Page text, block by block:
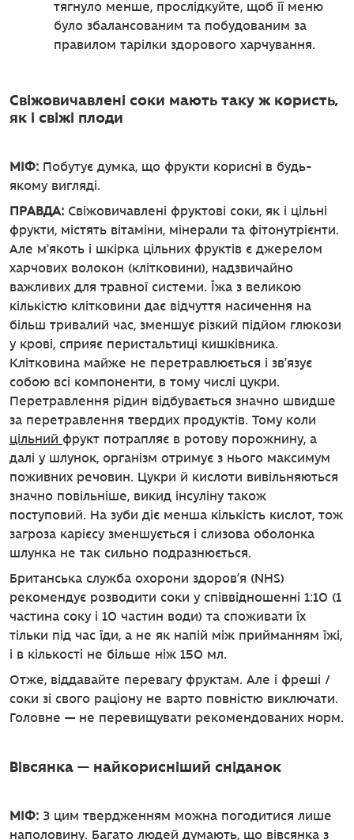
тягнуло менше, прослідкуйте, щоб її меню
було збалансованим та побудованим за
правилом тарілки здорового харчування.
Свіжовичавлені соки мають таку ж користь,
як і свіжі плоди
МІФ: Побутує думка, що фрукти корисні в будь-
якому вигляді.
ПРАВДА: Свіжовичавлені фруктові соки, як і цільні
фрукти, містять вітаміни, мінерали та фітонутрієнти.
Але м'якоть і шкірка цільних фруктів є джерелом
харчових волокон (клітковини), надзвичайно
важливих для травної системи. Їжа з великою
кількістю клітковини дає відчуття насичення на
більш тривалий час, зменшує різкий підйом глюкози
у крові, сприяє перистальтиці кишківника.
Клітковина майже не перетравлюється і зв’язує
собою всі компоненти, в тому числі цукри.
Перетравлення рідин відбувається значно швидше
за перетравлення твердих продуктів. Тому коли
цільний фрукт потрапляє в ротову порожнину, а
далі у шлунок, організм отримує з нього максимум
поживних речовин. Цукри й кислоти вивільняються
значно повільніше, викид інсуліну також
поступовий. На зуби діє менша кількість кислот, тож
загроза карієсу зменшується і слизова оболонка
шлунка не так сильно подразнюється.
Британська служба охорони здоров’я (NHS)
рекомендує розводити соки у співвідношенні 1:10 (1
частина соку і 10 частин води) та споживати їх
тільки під час їди, а не як напій між прийманням їжі,
і в кількості не більше ніж 150 мл.
Отже, віддавайте перевагу фруктам. Але і фреші /
соки зі свого раціону не варто повністю виключати.
Головне — не перевищувати рекомендованих норм.
Вівсянка — найкорисніший сніданок
МІФ: З цим твердженням можна погодитися лише
наполовину. Багато людей думають, що вівсянка з